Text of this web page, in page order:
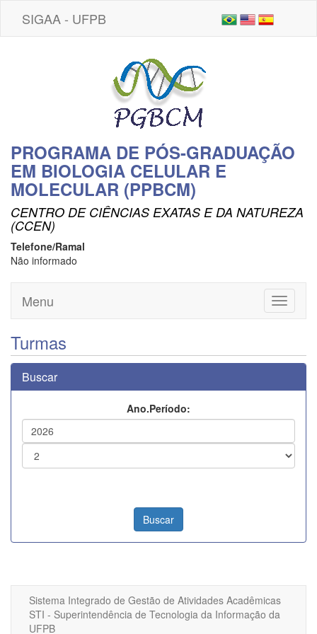
SIGAA - UFPB
PROGRAMA DE PÓS-GRADUAÇÃO
EM BIOLOGIA CELULAR E
MOLECULAR (PPBCM)
CENTRO DE CIÊNCIAS EXATAS E DA NATUREZA
(CCEN)
Telefone/Ramal
Não informado
Toggle
Menu
Turmas
Buscar
Ano.Período:
Sistema Integrado de Gestão de Atividades Acadêmicas
STI - Superintendência de Tecnologia da Informação da
UFPB